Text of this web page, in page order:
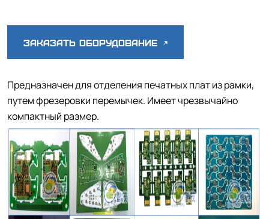
Заказать оборудование
Предназначен для отделения печатных плат из рамки,
путем фрезеровки перемычек. Имеет чрезвычайно
компактный размер.